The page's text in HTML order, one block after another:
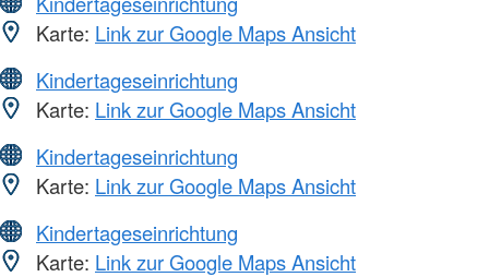
Karte: Link zur Google Maps Ansicht
Kindertageseinrichtung
Karte: Link zur Google Maps Ansicht
Kindertageseinrichtung
Karte: Link zur Google Maps Ansicht
Kindertageseinrichtung
Karte: Link zur Google Maps Ansicht